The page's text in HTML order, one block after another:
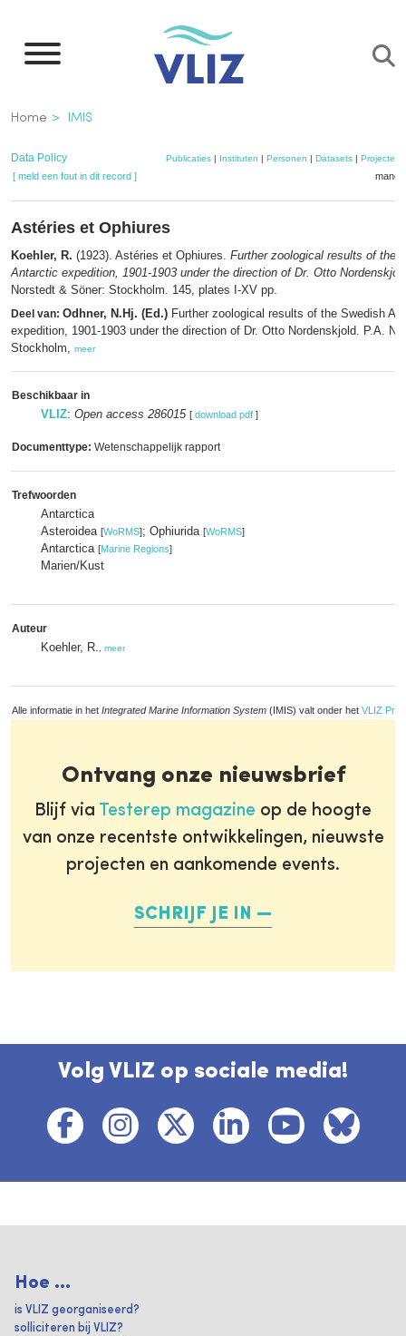
naar
inhoud
gaan
Kruimelpad
Home IMIS
Data Policy Publicaties | Instituten | Personen | Datasets | Projecten
[ meld een fout in dit record ]
Astéries et Ophiures
Koehler, R. (1923). Astéries et Ophiures. Further zoological results of the
Antarctic expedition, 1901-1903 under the direction of Dr. Otto
Norstedt & Söner: Stockholm. 145, plates I-XV pp.
Deel van: Odhner, N.Hj. (Ed.) Further zoological results of the Swedish
expedition, 1901-1903 under the direction of Dr. Otto Nordenskjold. P.A.
Stockholm, meer
Beschikbaar in
VLIZ: Open access 286015 [ download pdf ]
Documenttype: Wetenschappelijk rapport
Trefwoorden
Antarctica
Asteroidea [WoRMS]; Ophiurida [WoRMS]
Antarctica [Marine Regions]
Marien/Kust
Auteur
Koehler, R. meer
Alle informatie in het Integrated Marine Information System (IMIS) valt onder het VLIZ
Ontvang onze nieuwsbrief
Blijf via Testerep magazine op de hoogte
van onze recentste ontwikkelingen, nieuwste
projecten en aankomende events.
SCHRIJF JE IN
Volg VLIZ op sociale media!
Hoe ...
is VLIZ georganiseerd?
solliciteren bij VLIZ?